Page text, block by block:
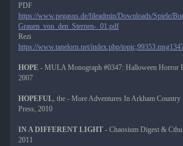
PDF
https://www.pegasus.de/fileadmin/Downloads/Spiele/
Grauen_von_den_Sternen-_01.pdf
Rezi
https://www.tanelorn.net/index.php/
HOPE- MULA Monograph #0347: Halloween Horror
2007
HOPEFUL, the - More Adventures In Arkham
Press, 2010
IN A DIFFERENT LIGHT- Chaosium Digest &
2011